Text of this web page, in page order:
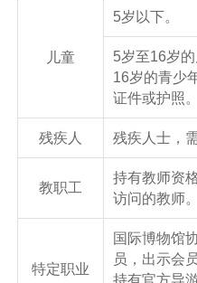
儿童
5岁以下。
5岁至16岁
16岁的青少
证件或护照。
残疾人 残疾人士，
教职工
持有教师资
访问的教师。
特定职业
国际博物馆
员，出示会
持有官方导